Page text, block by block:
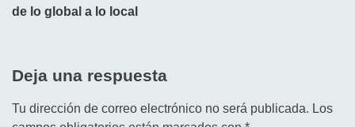
entradas
de lo global a lo local
Deja una respuesta
Tu dirección de correo electrónico no será publicada. Los